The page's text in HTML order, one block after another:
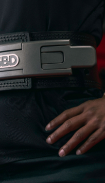
ニーラップ
リストラップ
ティングストラッ
Forge(フォージ)
Reflect(リフレクト)
Phantom(ファントム)
Defy(デファイ)
Storm(ストーム)